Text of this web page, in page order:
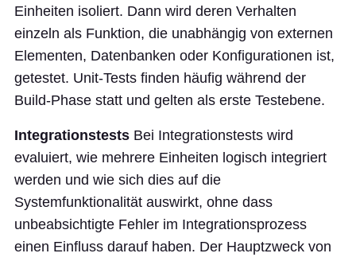
Einheiten isoliert. Dann wird deren Verhalten
einzeln als Funktion, die unabhängig von externen
Elementen, Datenbanken oder Konfigurationen ist,
getestet. Unit-Tests finden häufig während der
Build-Phase statt und gelten als erste Testebene.
Integrationstests Bei Integrationstests wird
evaluiert, wie mehrere Einheiten logisch integriert
werden und wie sich dies auf die
Systemfunktionalität auswirkt, ohne dass
unbeabsichtigte Fehler im Integrationsprozess
einen Einfluss darauf haben. Der Hauptzweck von